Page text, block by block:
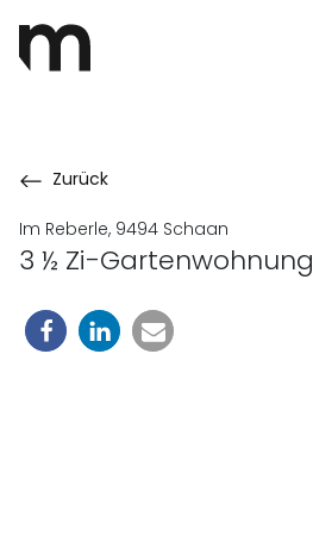
Zurück
Im Reberle, 9494 Schaan
3 ½ Zi-Gartenwohnung